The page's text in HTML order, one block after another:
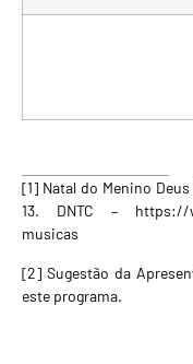
[1] Natal do Menino
13. DNTC – https://
musicas
[2] Sugestão da
este programa.